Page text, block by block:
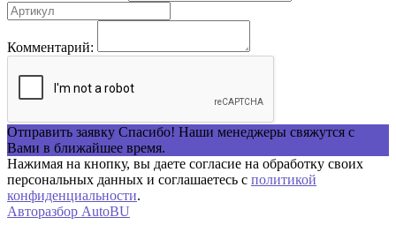
Комментарий:
Отправить заявку Спасибо! Наши менеджеры свяжутся с
Вами в ближайшее время.
Нажимая на кнопку, вы даете согласие на обработку своих
персональных данных и соглашаетесь с политикой
конфиденциальности.
Авторазбор AutoBU